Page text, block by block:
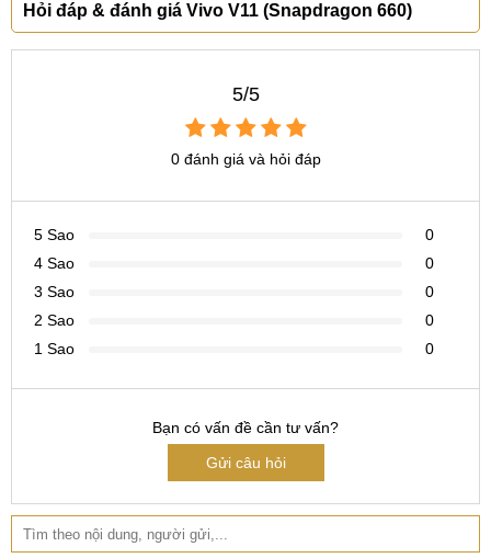
Mục lục
Tổng quan về Vivo V11
Cấu hình Vivo V11 mới nhất
Hỏi đáp & đánh giá Vivo V11 (Snapdragon 660)
5/5
0 đánh giá và hỏi đáp
5 Sao
0
4 Sao
0
3 Sao
0
2 Sao
0
1 Sao
0
Bạn có vấn đề cần tư vấn?
Gửi câu hỏi